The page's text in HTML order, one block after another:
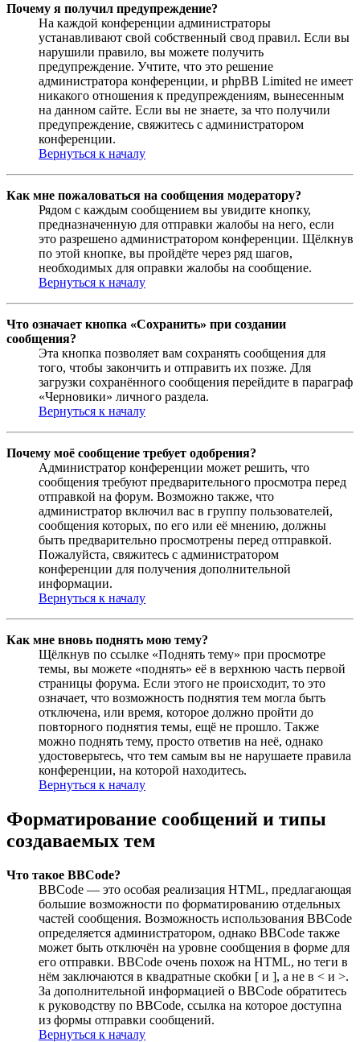
Почему я получил предупреждение?
На каждой конференции администраторы
устанавливают свой собственный свод правил. Если вы
нарушили правило, вы можете получить
предупреждение. Учтите, что это решение
администратора конференции, и phpBB Limited не имеет
никакого отношения к предупреждениям, вынесенным
на данном сайте. Если вы не знаете, за что получили
предупреждение, свяжитесь с администратором
конференции.
Вернуться к началу
Как мне пожаловаться на сообщения модератору?
Рядом с каждым сообщением вы увидите кнопку,
предназначенную для отправки жалобы на него, если
это разрешено администратором конференции. Щёлкнув
по этой кнопке, вы пройдёте через ряд шагов,
необходимых для оправки жалобы на сообщение.
Вернуться к началу
Что означает кнопка «Сохранить» при создании
сообщения?
Эта кнопка позволяет вам сохранять сообщения для
того, чтобы закончить и отправить их позже. Для
загрузки сохранённого сообщения перейдите в параграф
«Черновики» личного раздела.
Вернуться к началу
Почему моё сообщение требует одобрения?
Администратор конференции может решить, что
сообщения требуют предварительного просмотра перед
отправкой на форум. Возможно также, что
администратор включил вас в группу пользователей,
сообщения которых, по его или её мнению, должны
быть предварительно просмотрены перед отправкой.
Пожалуйста, свяжитесь с администратором
конференции для получения дополнительной
информации.
Вернуться к началу
Как мне вновь поднять мою тему?
Щёлкнув по ссылке «Поднять тему» при просмотре
темы, вы можете «поднять» её в верхнюю часть первой
страницы форума. Если этого не происходит, то это
означает, что возможность поднятия тем могла быть
отключена, или время, которое должно пройти до
повторного поднятия темы, ещё не прошло. Также
можно поднять тему, просто ответив на неё, однако
удостоверьтесь, что тем самым вы не нарушаете правила
конференции, на которой находитесь.
Вернуться к началу
Форматирование сообщений и типы
создаваемых тем
Что такое BBCode?
BBCode — это особая реализация HTML, предлагающая
большие возможности по форматированию отдельных
частей сообщения. Возможность использования BBCode
определяется администратором, однако BBCode также
может быть отключён на уровне сообщения в форме для
его отправки. BBCode очень похож на HTML, но теги в
нём заключаются в квадратные скобки [ и ], а не в < и >.
За дополнительной информацией о BBCode обратитесь
к руководству по BBCode, ссылка на которое доступна
из формы отправки сообщений.
Вернуться к началу